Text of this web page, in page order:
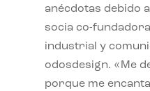
anécdotas debido
socia co-
industrial y
odosdesign. «Me
porque me